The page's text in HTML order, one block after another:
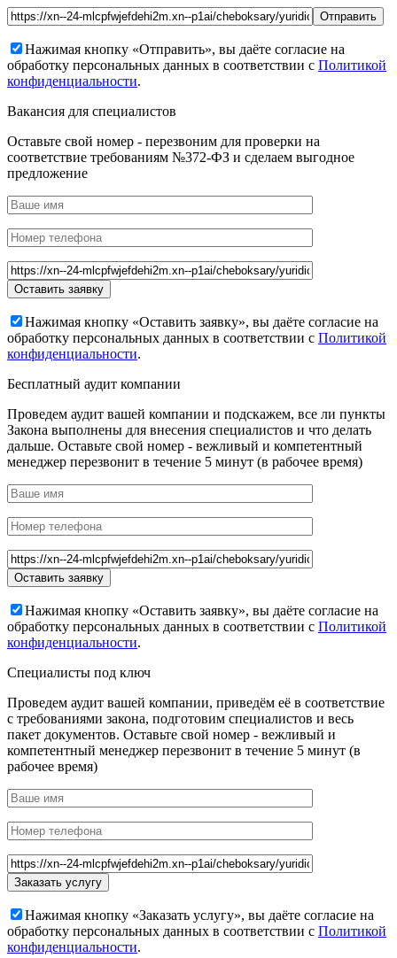
Нажимая кнопку «Отправить», вы даёте согласие на
обработку персональных данных в соответствии с Политикой
конфиденциальности.
Вакансия для специалистов
Оставьте свой номер - перезвоним для проверки на
соответствие требованиям №372-ФЗ и сделаем выгодное
предложение
Нажимая кнопку «Оставить заявку», вы даёте согласие на
обработку персональных данных в соответствии с Политикой
конфиденциальности.
Бесплатный аудит компании
Проведем аудит вашей компании и подскажем, все ли пункты
Закона выполнены для внесения специалистов и что делать
дальше. Оставьте свой номер - вежливый и компетентный
менеджер перезвонит в течение 5 минут (в рабочее время)
Нажимая кнопку «Оставить заявку», вы даёте согласие на
обработку персональных данных в соответствии с Политикой
конфиденциальности.
Специалисты под ключ
Проведем аудит вашей компании, приведём её в соответствие
с требованиями закона, подготовим специалистов и весь
пакет документов. Оставьте свой номер - вежливый и
компетентный менеджер перезвонит в течение 5 минут (в
рабочее время)
Нажимая кнопку «Заказать услугу», вы даёте согласие на
обработку персональных данных в соответствии с Политикой
конфиденциальности.